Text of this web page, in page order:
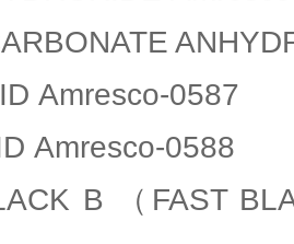
Amresco-0587
Amresco-0588
B （FAST